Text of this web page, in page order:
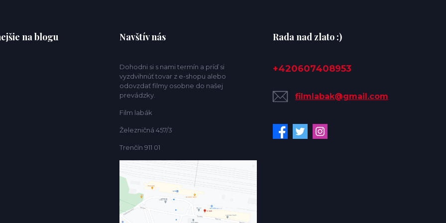
na blogu Navštív nás
Dohodni si s nami termín a príď si
vyzdvihnúť tovar z e-shopu alebo
odovzdať filmy osobne do našej
prevádzky.
Film labák
Železničná 457/3
Trenčín 911 01
Rada nad zlato :)
+420607408953
filmlabak@gmail.com